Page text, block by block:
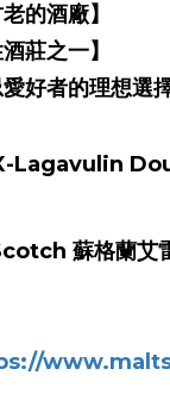
的酒廠】
莊之一】
好者的理想選
Lagavulin
蘇格蘭艾